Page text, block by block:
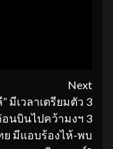
Next
มีเวลาเตรียมตัว 3
นบินไปคว้ามงฯ 3
มีแอบร้องไห้-พบ